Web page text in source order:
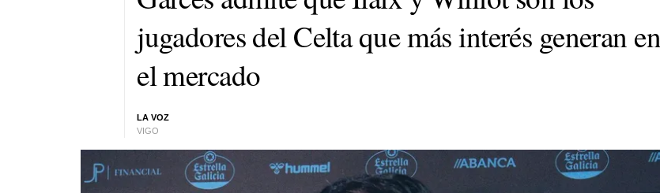
jugadores del Celta que más interés generan en
el mercado
LA VOZ
VIGO